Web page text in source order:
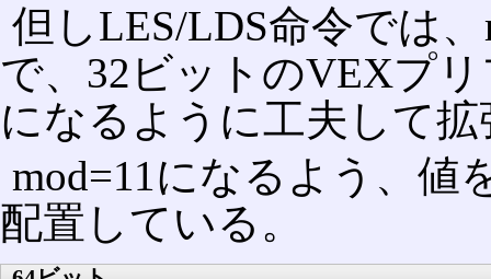
但しLES/LDS命令では
で、32ビットのVEXプ
になるように工夫して
mod=11になるよう、値
配置している。